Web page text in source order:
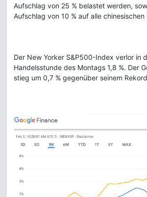
Aufschlag von 25 % belastet werden,
Aufschlag von 10 % auf alle chinesischen
Der New Yorker S&P500-Index verlor in
Handelsstunde des Montags 1,8 %. Der
stieg um 0,7 % gegenüber seinem